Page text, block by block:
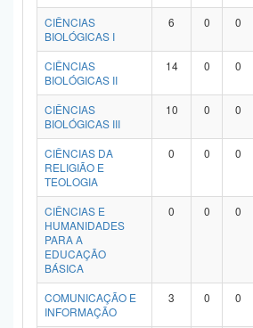
CIÊNCIAS
BIOLÓGICAS I
6 0 0
CIÊNCIAS
BIOLÓGICAS II
14 0 0
CIÊNCIAS
BIOLÓGICAS III
10 0 0
CIÊNCIAS DA
RELIGIÃO E
TEOLOGIA
0 0 0
CIÊNCIAS E
HUMANIDADES
PARA A
EDUCAÇÃO
BÁSICA
0 0 0
COMUNICAÇÃO E
INFORMAÇÃO
3 0 0